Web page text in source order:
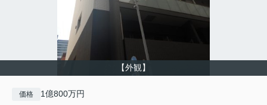
【外観】
価格 1億800万円